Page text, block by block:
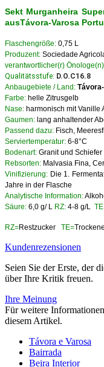
Sekt Murganheira
ausTávora-Varosa
Flaschengröße: 0,75 L
Produzent: Sociedade
verantwortlicher(r)
Qualitätsstufe: D.O.C16.8
Anbaugebiete / Land:
Farbe: helle Zitrusgelb
Nase: harmonisch mit Vanille
Gaumen: lang anhaltender
Passend dazu: Fisch,
Serviertemperatur: 6-8°C
Bodenart: Granit und Schiefer
Rebsorten: Malvasia Fina,
Vinifizierung: Die 1.
Jahre in der Flasche
Analytische Information:
Säure: 6,0 g/ L RZ: 4-8 g/L
RZ=Restzucker TE=
Kundenrezensionen
Seien Sie der Erste, der
über Ihre Kritik freuen.
Ihre Meinung
Für weitere
diesem Artikel.
Távora e Varosa
Bairrada
Beira Interior